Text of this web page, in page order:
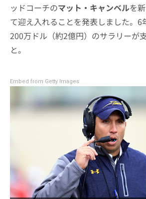
ッドコーチのマット・キャンベルを
て迎え入れることを発表しました。6
200万ドル（約2億円）のサラリーが
と。
Embed from Getty Images